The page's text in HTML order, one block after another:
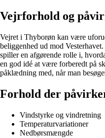
Vejrforhold og
Vejret i Thyborøn kan være
beliggenhed ud mod
spiller en afgørende rolle i,
en god idé at være forberedt på
påklædning med, når man
Forhold der
Vindstyrke og vindretning
Temperaturvariationer
Nedbørsmængde